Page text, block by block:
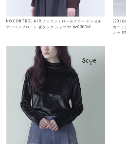
NO CONTROL AIR ノーコントロールエアー テンセル
ナイロンブロード 裾タック シャツ hr-nc0303sf
ガニッ
ンツ